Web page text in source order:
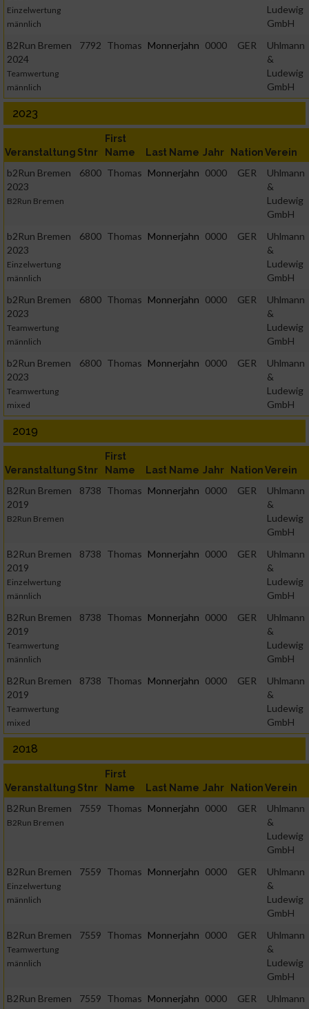
Einzelwertung
männlich
Ludewig
GmbH
B2Run Bremen
2024
Teamwertung
männlich
7792 Thomas Monnerjahn 0000 GER
Uhlmann
&
Ludewig
GmbH
2023
Veranstaltung Stnr
First
Name
Last Name Jahr NationVerein
b2Run Bremen
2023
B2Run Bremen
6800 Thomas Monnerjahn 0000 GER
Uhlmann
&
Ludewig
GmbH
b2Run Bremen
2023
Einzelwertung
männlich
6800 Thomas Monnerjahn 0000 GER
Uhlmann
&
Ludewig
GmbH
b2Run Bremen
2023
Teamwertung
männlich
6800 Thomas Monnerjahn 0000 GER
Uhlmann
&
Ludewig
GmbH
b2Run Bremen
2023
Teamwertung
mixed
6800 Thomas Monnerjahn 0000 GER
Uhlmann
&
Ludewig
GmbH
2019
Veranstaltung Stnr
First
Name
Last Name Jahr NationVerein
B2Run Bremen
2019
B2Run Bremen
8738 Thomas Monnerjahn 0000 GER
Uhlmann
&
Ludewig
GmbH
B2Run Bremen
2019
Einzelwertung
männlich
8738 Thomas Monnerjahn 0000 GER
Uhlmann
&
Ludewig
GmbH
B2Run Bremen
2019
Teamwertung
männlich
8738 Thomas Monnerjahn 0000 GER
Uhlmann
&
Ludewig
GmbH
B2Run Bremen
2019
Teamwertung
mixed
8738 Thomas Monnerjahn 0000 GER
Uhlmann
&
Ludewig
GmbH
2018
Veranstaltung Stnr
First
Name
Last Name Jahr NationVerein
B2Run Bremen
B2Run Bremen
7559 Thomas Monnerjahn 0000 GER
Uhlmann
&
Ludewig
GmbH
B2Run Bremen
Einzelwertung
männlich
7559 Thomas Monnerjahn 0000 GER
Uhlmann
&
Ludewig
GmbH
B2Run Bremen
Teamwertung
männlich
7559 Thomas Monnerjahn 0000 GER
Uhlmann
&
Ludewig
GmbH
B2Run Bremen
7559 Thomas Monnerjahn 0000 GER
Uhlmann